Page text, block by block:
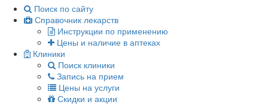
Поиск по сайту
Справочник лекарств
Инструкции по применению
Цены и наличие в аптеках
Клиники
Поиск клиники
Запись на прием
Цены на услуги
Скидки и акции